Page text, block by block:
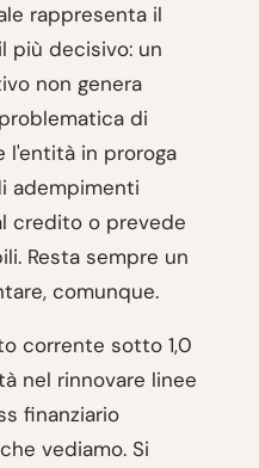
rappresenta il
più decisivo: un
non genera
di
l'entità in proroga
adempimenti
credito o prevede
Resta sempre un
comunque.
corrente sotto 1,0
nel rinnovare linee
finanziario
vediamo. Si